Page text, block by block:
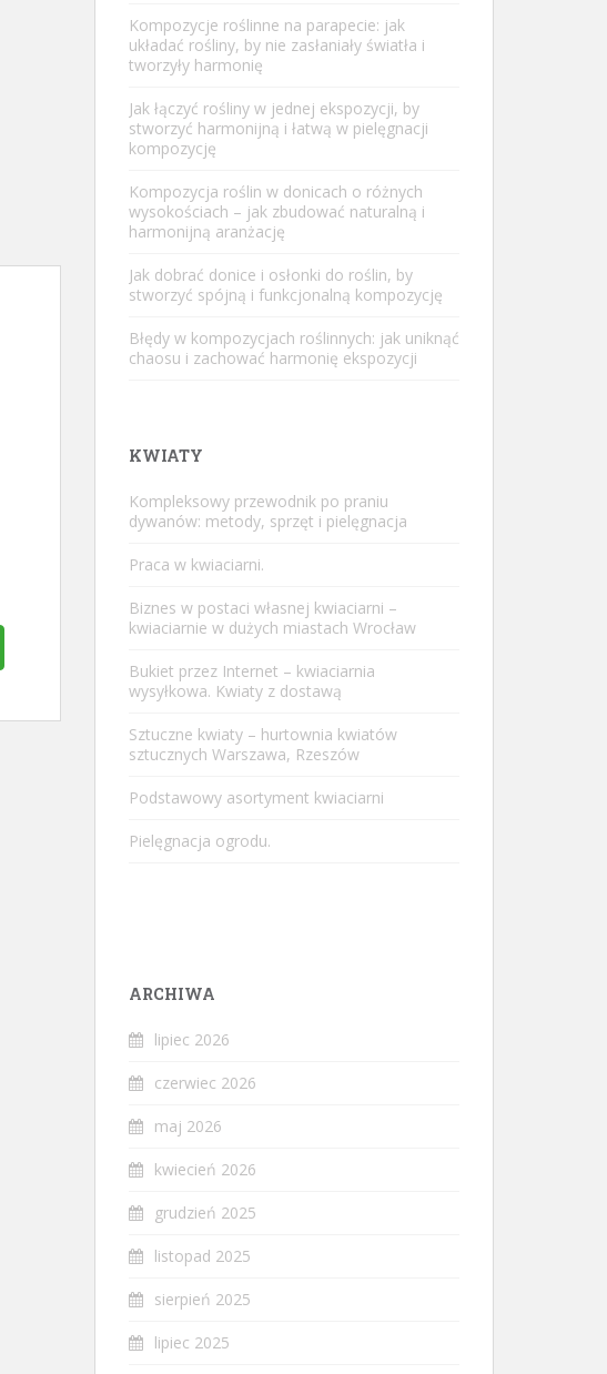
Kompozycje roślinne na parapecie: jak
układać rośliny, by nie zasłaniały światła i
tworzyły harmonię
Jak łączyć rośliny w jednej ekspozycji, by
stworzyć harmonijną i łatwą w pielęgnacji
kompozycję
Kompozycja roślin w donicach o różnych
wysokościach – jak zbudować naturalną i
harmonijną aranżację
Jak dobrać donice i osłonki do roślin, by
stworzyć spójną i funkcjonalną kompozycję
Błędy w kompozycjach roślinnych: jak uniknąć
chaosu i zachować harmonię ekspozycji
KWIATY
Kompleksowy przewodnik po praniu
dywanów: metody, sprzęt i pielęgnacja
Praca w kwiaciarni.
Biznes w postaci własnej kwiaciarni –
kwiaciarnie w dużych miastach Wrocław
Bukiet przez Internet – kwiaciarnia
wysyłkowa. Kwiaty z dostawą
Sztuczne kwiaty – hurtownia kwiatów
sztucznych Warszawa, Rzeszów
Podstawowy asortyment kwiaciarni
Pielęgnacja ogrodu.
ARCHIWA
lipiec 2026
czerwiec 2026
maj 2026
kwiecień 2026
grudzień 2025
listopad 2025
sierpień 2025
lipiec 2025